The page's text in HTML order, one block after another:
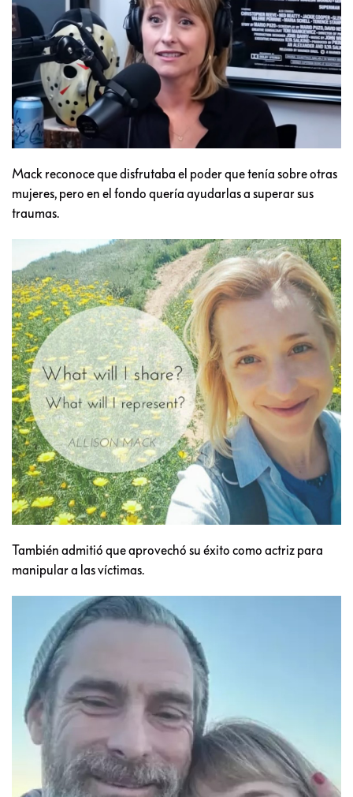
Mack reconoce que disfrutaba el poder que tenía sobre otras
mujeres, pero en el fondo quería ayudarlas a superar sus
traumas.
También admitió que aprovechó su éxito como actriz para
manipular a las víctimas.